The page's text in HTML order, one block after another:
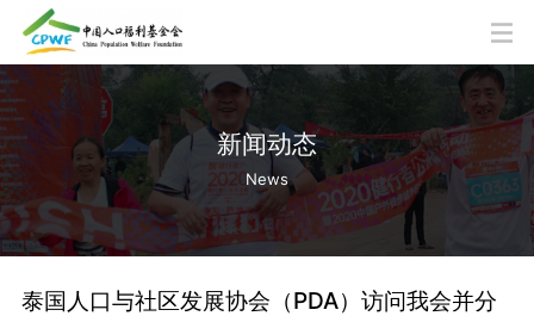
新闻动态
News
泰国人口与社区发展协会（PDA）访问我会并分